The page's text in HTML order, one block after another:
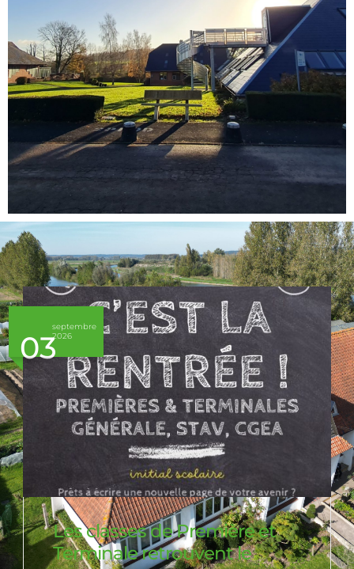
Radinghem
Cliquer ici
AGENDA :
03
septembre
2026
Les classes de Première et
Terminale retrouvent le